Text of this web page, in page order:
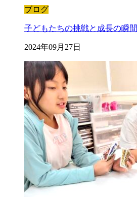
ブログ
子どもたちの挑戦と成長の瞬間
2024年09月27日